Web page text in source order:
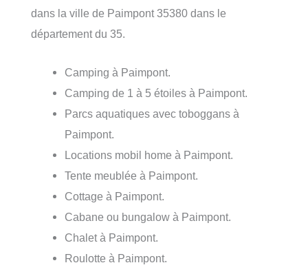
dans la ville de Paimpont 35380 dans le
département du 35.
Camping à Paimpont.
Camping de 1 à 5 étoiles à Paimpont.
Parcs aquatiques avec toboggans à
Paimpont.
Locations mobil home à Paimpont.
Tente meublée à Paimpont.
Cottage à Paimpont.
Cabane ou bungalow à Paimpont.
Chalet à Paimpont.
Roulotte à Paimpont.